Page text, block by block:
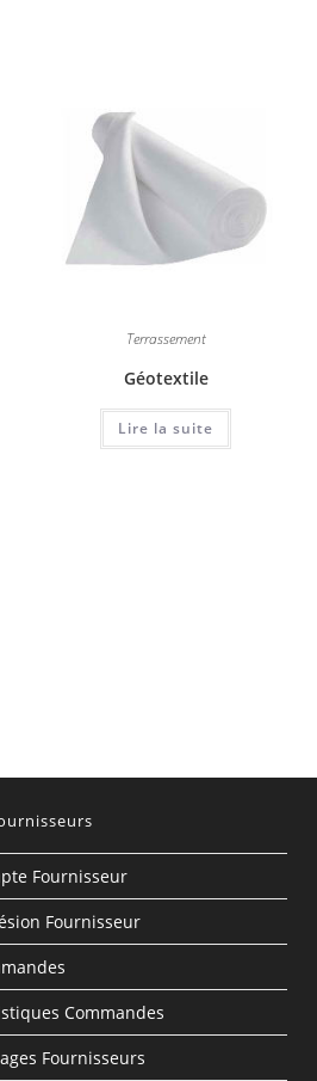
Terrassement
Géotextile
Lire la suite
Fournisseur
Fournisseur
Commandes
Fournisseurs